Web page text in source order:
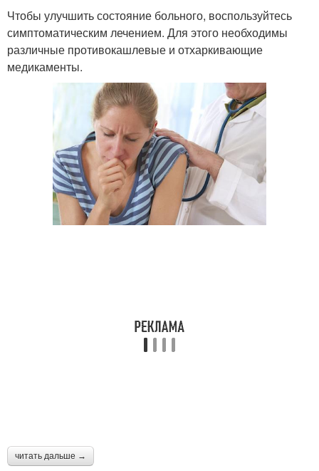
Чтобы улучшить состояние больного, воспользуйтесь
симптоматическим лечением. Для этого необходимы
различные противокашлевые и отхаркивающие
медикаменты.
читать дальше →